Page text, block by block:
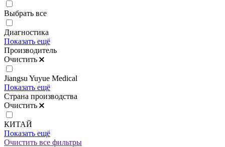
Выбрать все
Диагностика
Показать ещё
Производитель
Очистить
Jiangsu Yuyue Medical
Показать ещё
Страна производства
Очистить
КИТАЙ
Показать ещё
Очистить все фильтры